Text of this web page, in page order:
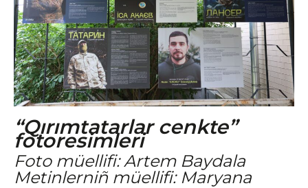
“Qırımtatarlar cenkte”
fotoresimleri
Foto müellifi: Artem Baydala
Metinlerniñ müellifi: Maryana